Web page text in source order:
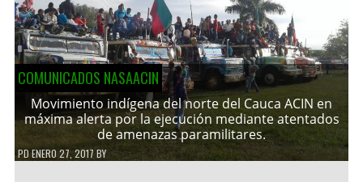
COMUNICADOS NASAACIN
Movimiento indígena del norte del Cauca ACIN en
máxima alerta por la ejecución mediante atentados
de amenazas paramilitares.
PDENERO 27, 2017 BY